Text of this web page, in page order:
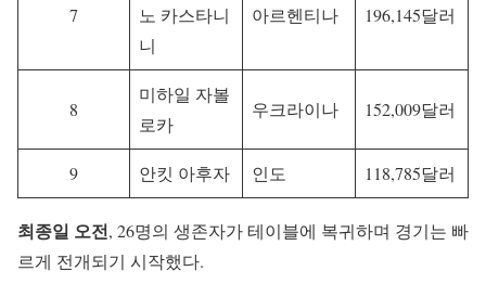
7
노 카스타니
니
아르헨티나 196,145달러
8
미하일 자볼
로카
우크라이나 152,009달러
9 안킷 아후자 인도 118,785달러
최종일 오전, 26명의 생존자가 테이블에 복귀하며 경기는 빠
르게 전개되기 시작했다.